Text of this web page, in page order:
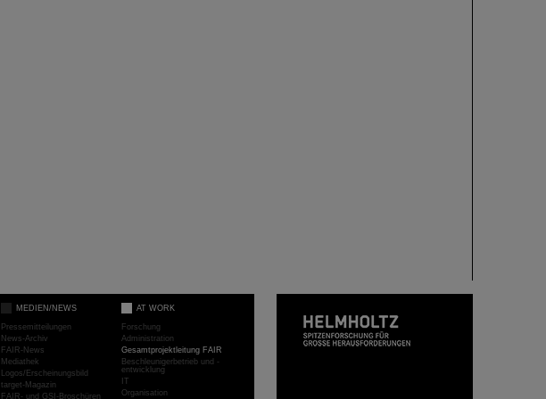
MEDIEN/NEWS
Pressemitteilungen
News-Archiv
FAIR-News
Mediathek
Logos/Erscheinungsbild
target-Magazin
FAIR- und GSI-Broschüren
AT WORK
Forschung
Administration
Gesamtprojektleitung FAIR
Beschleunigerbetrieb und -
entwicklung
IT
Organisation